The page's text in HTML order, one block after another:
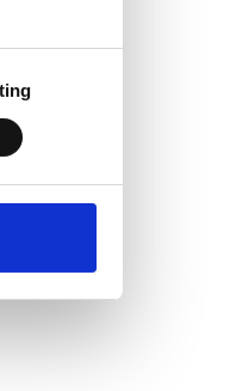
U kunt uw
ze heeft